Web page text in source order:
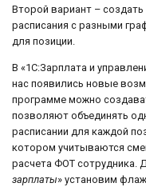
Второй вариант –
расписания с разными
для позиции.
В «1С:Зарплата и
нас появились новые
программе можно
позволяют объединять
расписании для каждой
котором учитываются
расчета ФОТ сотрудника.
зарплаты» установим